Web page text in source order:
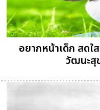
อยากหน้าเด็ก สดใ
วัฒนะสุ